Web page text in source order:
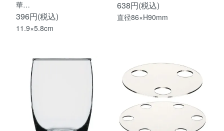
華…
396円(税込)
11.9×5.8cm
638円(税込)
直径86×H90mm